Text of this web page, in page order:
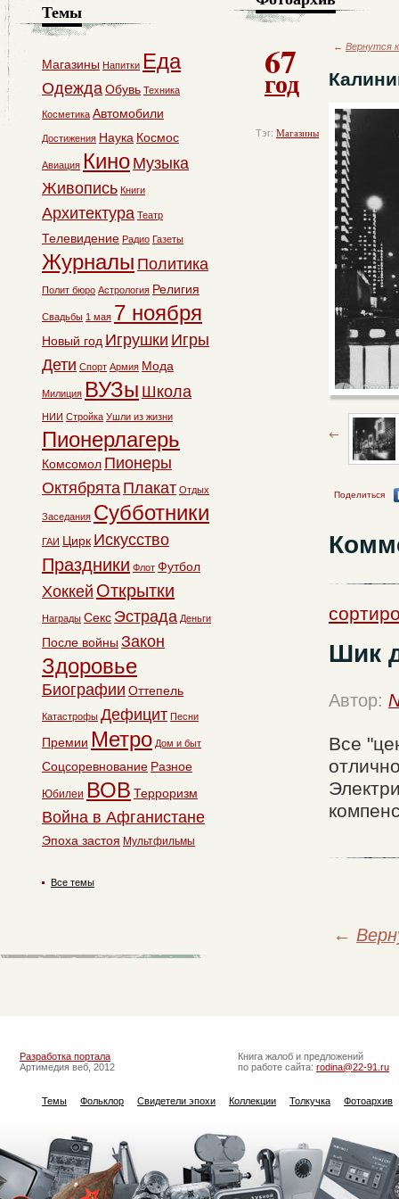
67
год
Тэг: Магазины
← Вернутся
Поделиться
Шик
Автор:
Все
←
Темы
Магазины Напитки Еда
ОдеждаОбувь Техника
Косметика Автомобили
Достижения Наука Космос
Авиация Кино Музыка
Живопись Книги
Архитектура Театр
Телевидение Радио Газеты
Журналы Политика
Полит бюро Астрология Религия
Свадьбы 1 мая 7 ноября
Новый год Игрушки Игры
Дети Спорт Армия Мода
Милиция ВУЗы Школа
НИИ Стройка Ушли из жизни
Пионерлагерь
Комсомол Пионеры
Октябрята Плакат Отдых
Заседания Субботники
ГАИ Цирк Искусство
Праздники Флот Футбол
Хоккей Открытки
Награды Секс Эстрада Деньги
После войны Закон
Здоровье
Биографии Оттепель
Катастрофы Дефицит Песни
Премии Метро Дом и быт
Соцсоревнование Разное
Юбилеи ВОВ Терроризм
Война в Афганистане
Эпоха застоя Мультфильмы
Все темы
Разработка портала
Артимедия веб, 2012
Книга жалоб и предложений
по работе сайта: rodina@22-91.ru
Темы Фольклор Свидетели эпохи Коллекции Толкучка Фотоархив